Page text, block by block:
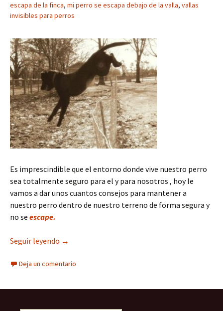
escapa de la finca, mi perro se escapa debajo de la valla, vallas
invisibles para perros
Es imprescindible que el entorno donde vive nuestro perro
sea totalmente seguro para el y para nosotros , hoy le
vamos a dar unos cuantos consejos para mantener a
nuestro perro dentro de nuestro terreno de forma segura y
no se escape.
Seguir leyendo ¿Como evitar que mi perro se escape del patio?
→
Deja un comentario